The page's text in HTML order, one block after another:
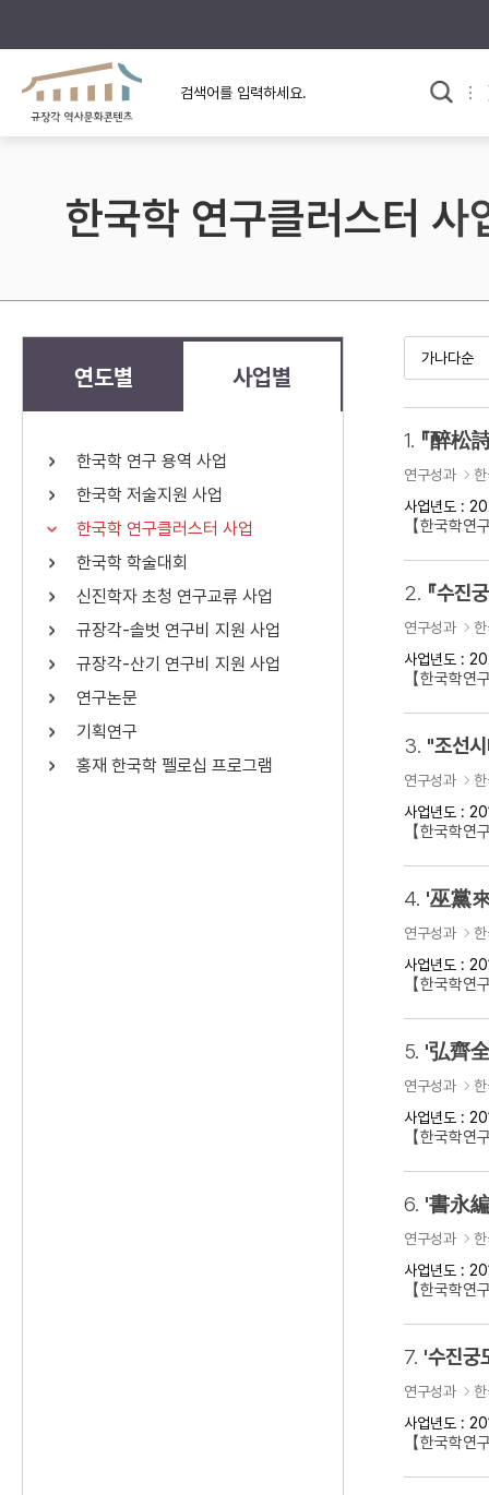
규장각의 어제와 오늘
규장각 소개영상
사료와 문학으로 본
고대
고려
조선 후기
근대
검색 연산자 사용안내
연산자
AND
OR 정조 OR 정약용 “정조” 또는 “
료를 검색
한국학 연구클러스터 사
연도별 사업별
한국학 연구 용역 사업
한국학 저술지원 사업
한국학 연구클러스터 사업
한국학 학술대회
신진학자 초청 연구교류 사업
규장각-솔벗 연구비 지원 사업
규장각-산기 연구비 지원 사업
연구논문
기획연구
홍재 한국학 펠로십 프로그램
1. 『醉松
연구성과
사업년도 :
【한국학
2. 『수진
연구성과
사업년도 :
【한국학
3.
연구성과
사업년도 :
【한국학
4. '巫黨
연구성과
사업년도 :
【한국학
5. '弘齊
연구성과
사업년도 :
【한국학
6. '書永
연구성과
사업년도 :
【한국학
7. '수진
연구성과
사업년도 :
【한국학